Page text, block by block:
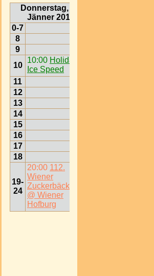
Donnerstag, 17.
Jänner 2013
0-7
8
9
10
10:00 Holiday on
Ice Speed
11
12
13
14
15
16
17
18
19-
24
20:00 112.
Wiener
Zuckerbäckerball
@ Wiener
Hofburg